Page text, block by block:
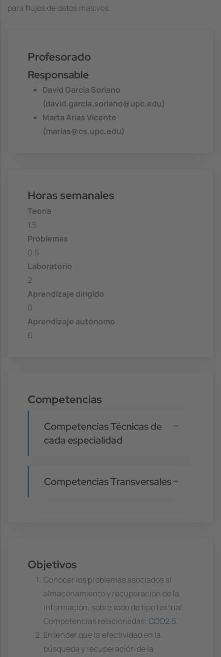
para flujos de datos masivos.
Profesorado
Responsable
David Garcia Soriano
(david.garcia.soriano@upc.edu)
Marta Arias Vicente
(marias@cs.upc.edu)
Horas semanales
Teoría
1.5
Problemas
0.5
Laboratorio
2
Aprendizaje dirigido
0
Aprendizaje autónomo
6
Competencias
Competencias Técnicas de
cada especialidad
Competencias Transversales
Objetivos
Conocer los problemas asociados al
almacenamiento y recuperación de la
información, sobre todo de tipo textual.
Competencias relacionadas: CCO2.5,
Entender que la efectividad en la
búsqueda y recuperación de la